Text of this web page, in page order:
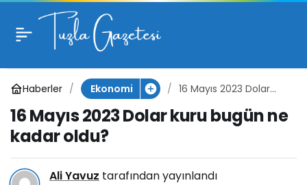
Haberler Ekonomi
16 Mayıs 2023 Dolar
oldu?
16 Mayıs 2023 Dolar kuru bugün ne
kadar oldu?
Ali Yavuz tarafından yayınlandı
16 Mayıs 2023 Dolar
kuru bugün ne kadar
oldu?